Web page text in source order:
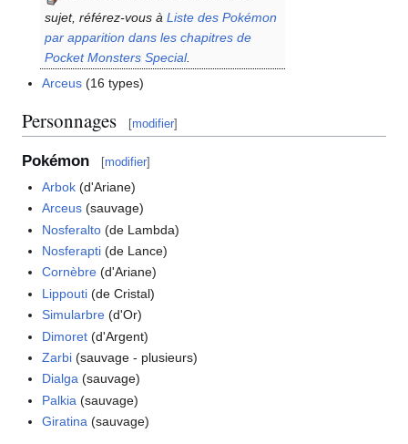
sujet, référez-vous à Liste des Pokémon
par apparition dans les chapitres de
Pocket Monsters Special.
Arceus (16 types)
Personnages [modifier]
Pokémon [modifier]
Arbok (d'Ariane)
Arceus (sauvage)
Nosferalto (de Lambda)
Nosferapti (de Lance)
Cornèbre (d'Ariane)
Lippouti (de Cristal)
Simularbre (d'Or)
Dimoret (d'Argent)
Zarbi (sauvage - plusieurs)
Dialga (sauvage)
Palkia (sauvage)
Giratina (sauvage)